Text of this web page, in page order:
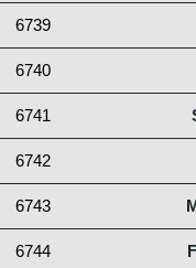
6739
6740
6741
6742
6743
6744